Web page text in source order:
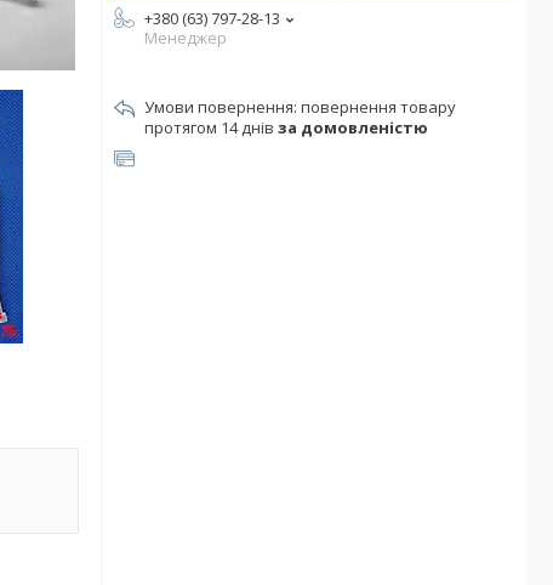
+380 (63) 797-28-13
Менеджер
повернення товару
протягом 14 днів за домовленістю